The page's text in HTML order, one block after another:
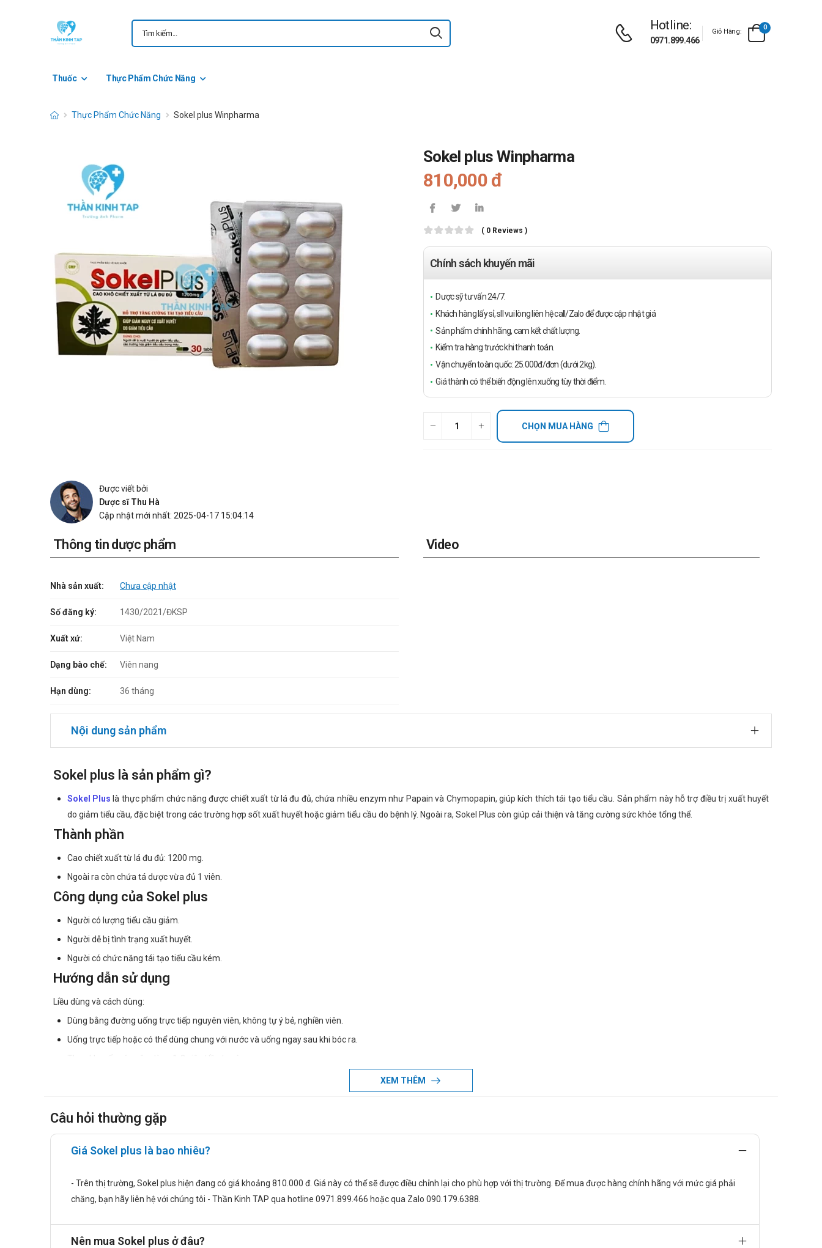
Hotline:
0971.899.466
Giỏ Hàng:
0
Thuốc Thực Phẩm Chức Năng
Thực Phẩm Chức Năng Sokel plus Winpharma
Sokel plus Winpharma
810,000 đ
( 0 Reviews )
Chính sách khuyến mãi
Dược sỹ tư vấn 24/7.
Khách hàng lấy sỉ, sll vui lòng liên hệ call/Zalo để được cập nhật giá
Sản phẩm chính hãng, cam kết chất lượng.
Kiểm tra hàng trước khi thanh toán.
Vận chuyển toàn quốc: 25.000đ/đơn (dưới 2kg).
Giá thành có thể biến động lên xuống tùy thời điểm.
CHỌN MUA HÀNG
Được viết bởi
Dược sĩ Thu Hà
Cập nhật mới nhất: 2025-04-17 15:04:14
Thông tin dược phẩm
Nhà sản xuất: Chưa cập nhật
Số đăng ký: 1430/2021/ĐKSP
Xuất xứ: Việt Nam
Dạng bào chế: Viên nang
Hạn dùng: 36 tháng
Video
Nội dung sản phẩm
Sokel plus là sản phẩm gì?
Sokel Plus là thực phẩm chức năng được chiết xuất từ lá đu đủ, chứa nhiều enzym như Papain và Chymopapin, giúp kích thích tái tạo tiểu cầu. Sản phẩm này hỗ trợ điều trị xuất huyết
do giảm tiểu cầu, đặc biệt trong các trường hợp sốt xuất huyết hoặc giảm tiểu cầu do bệnh lý. Ngoài ra, Sokel Plus còn giúp cải thiện và tăng cường sức khỏe tổng thể.
Thành phần
Cao chiết xuất từ lá đu đủ: 1200 mg.
Ngoài ra còn chứa tá dược vừa đủ 1 viên.
Công dụng của Sokel plus
Người có lượng tiểu cầu giảm.
Người dễ bị tình trạng xuất huyết.
Người có chức năng tái tạo tiểu cầu kém.
Hướng dẫn sử dụng
Liều dùng và cách dùng:
Dùng bằng đường uống trực tiếp nguyên viên, không tự ý bẻ, nghiền viên.
Uống trực tiếp hoặc có thể dùng chung với nước và uống ngay sau khi bóc ra.
Theo khuyến cáo nên dùng 1-3 viên/ lần/ ngày.
thời.
Chống chỉ định
Đối tượng mẫn cảm với thành phần sản phẩm.
Chưa ghi nhận.
Đọc kỹ hướng dẫn sử dụng để hiểu rõ về liều lượng, cách dùng, tác dụng phụ và các cảnh báo liên quan.
XEM THÊM
Câu hỏi thường gặp
Giá Sokel plus là bao nhiêu?
- Trên thị trường, Sokel plus hiện đang có giá khoảng 810.000 đ. Giá này có thể sẽ được điều chỉnh lại cho phù hợp với thị trường. Để mua được hàng chính hãng với mức giá phải
chăng, bạn hãy liên hệ với chúng tôi - Thần Kinh TAP qua hotline 0971.899.466 hoặc qua Zalo 090.179.6388.
Nên mua Sokel plus ở đâu?